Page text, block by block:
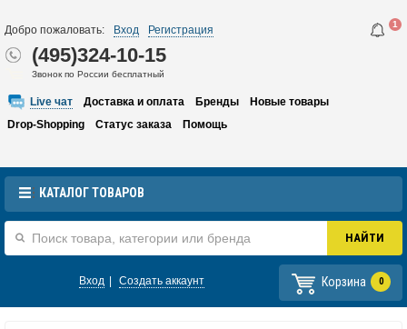
Добро пожаловать: Вход Регистрация 1
(495)324-10-15
Звонок по России бесплатный
Live чат Доставка и оплата Бренды
Новые товары
Drop-Shopping
Статус заказа Помощь
КАТАЛОГ ТОВАРОВ
Вход Создать аккаунт Корзина 0